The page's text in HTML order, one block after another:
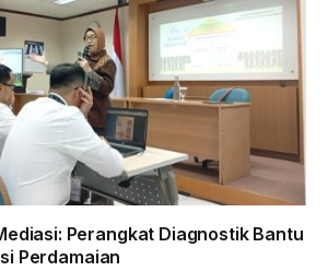
Perangkat Diagnostik Bantu
Perdamaian